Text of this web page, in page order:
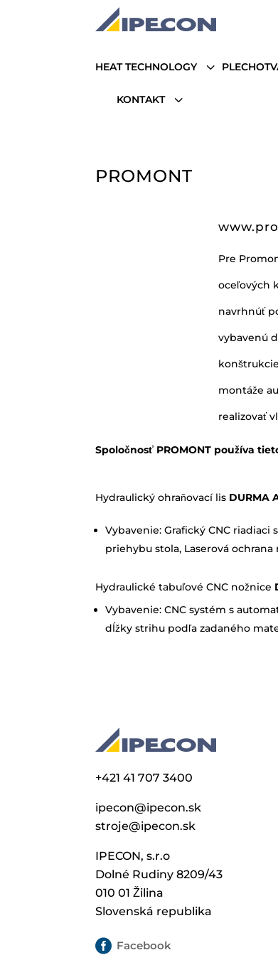
3
HEAT TECHNOLOGY
3
KONTAKT
PROMONT
Pre
oceľových
navrhnúť
vybavenú
montáže
realizovať
Spoločnosť PROMONT používa
Hydraulický ohraňovací lis DURMA
Vybavenie: Grafický CNC riadiaci
priehybu stola, Laserová ochrana
Hydraulické tabuľové CNC nožnice
Vybavenie: CNC systém s
dĺžky strihu podľa zadaného
+421 41 707 3400
ipecon@ipecon.sk
stroje@ipecon.sk
IPECON, s.r.o
Dolné Rudiny 8209/43
010 01 Žilina
Slovenská republika
 Facebook